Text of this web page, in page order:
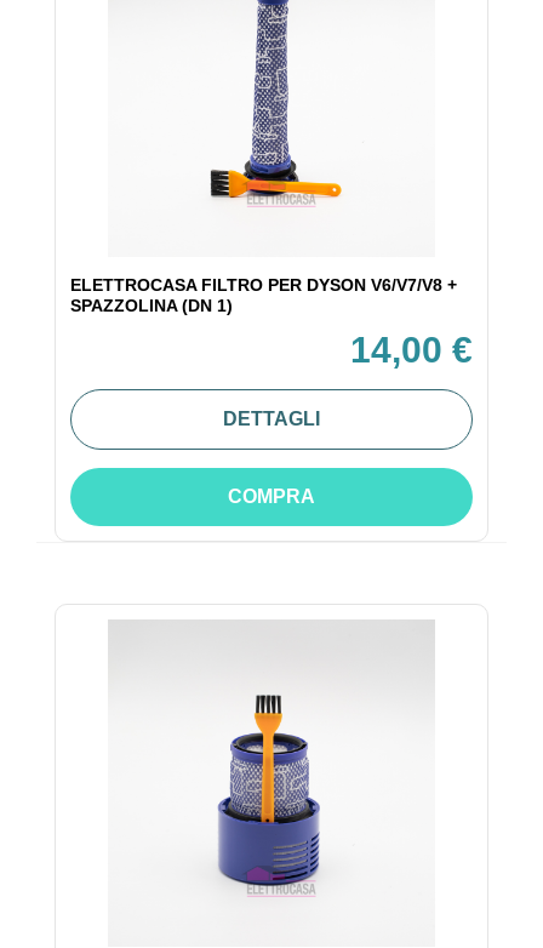
ELETTROCASA FILTRO PER DYSON V6/V7/V8 +
SPAZZOLINA (DN 1)
14,00 €
DETTAGLI
COMPRA